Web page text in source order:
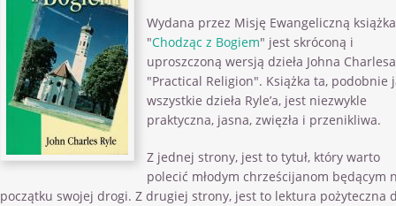
Wydana przez Misję Ewangeliczną książka
"Chodząc z Bogiem" jest skróconą i
uproszczoną wersją dzieła Johna
"Practical Religion". Książka ta, podobnie
wszystkie dzieła Ryle’a, jest niezwykle
praktyczna, jasna, zwięzła i przenikliwa.
Z jednej strony, jest to tytuł, który warto
polecić młodym chrześcijanom będącym
początku swojej drogi. Z drugiej strony, jest to lektura pożyteczna